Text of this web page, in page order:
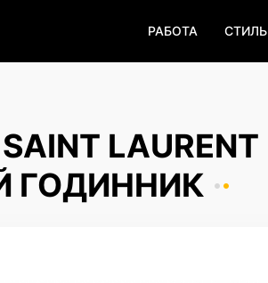
РАБОТА СТИЛЬ
LAURENT
ГОДИННИК